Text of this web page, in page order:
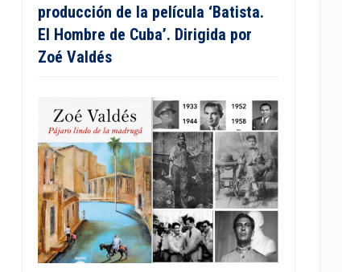
producción de la película ‘Batista.
El Hombre de Cuba’. Dirigida por
Zoé Valdés